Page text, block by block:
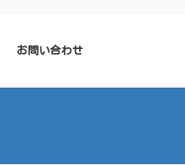
お問い合わせ